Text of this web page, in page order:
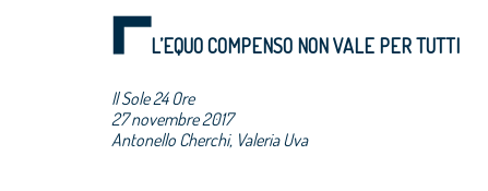
L’EQUO COMPENSO NON VALE PER TUTTI
Il Sole 24 Ore
27 novembre 2017
Antonello Cherchi, Valeria Uva